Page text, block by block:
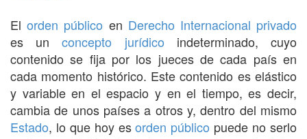
Elorden público en Derecho Internacional privado
es unconcepto jurídico indeterminado, cuyo
contenido se fija por los jueces de cada país en
cada momento histórico. Este contenido es elástico
y variable en el espacio y en el tiempo, es decir,
cambia de unos países a otros y, dentro del mismo
Estado, lo que hoy esorden público puede no serlo